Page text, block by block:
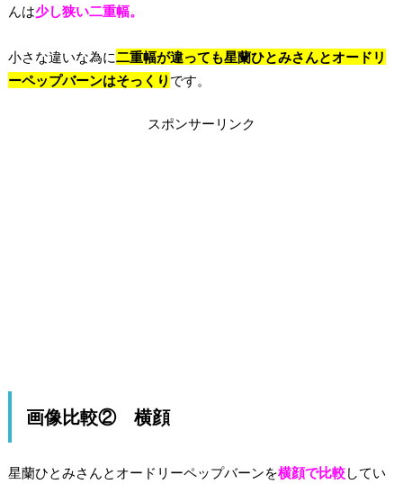
んは少し狭い二重幅。
小さな違いな為に 二重幅が違っても星蘭ひとみさんとオードリ
ーペップバーンはそっくり です。
スポンサーリンク
画像比較② 横顔
星蘭ひとみさんとオードリーペップバーンを横顔で比較してい